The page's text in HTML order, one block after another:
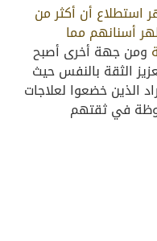
استطلاع أن أكثر من
أسنانهم مما
ومن جهة أخرى أصبح
الثقة بالنفس حيث
الذين خضعوا لعلاجات
في ثقتهم